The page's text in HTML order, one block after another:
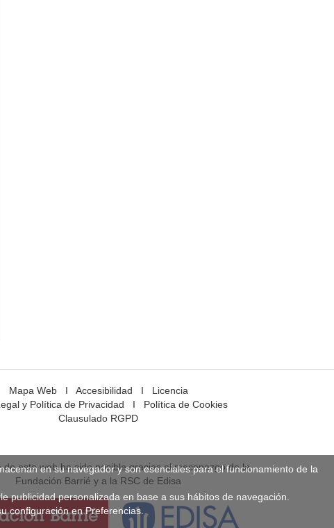
Mapa WebI Accesibilidad I Licencia
y Política de Privacidad I Política de Cookies
Clausulado RGPD
de esta web ha sido posible gracias al mecenazgo de la
Fundación Barrié y a la RSC de Edisa
en su navegador y son esenciales para el funcionamiento de la
publicidad personalizada en base a sus hábitos de navegación.
configuración en Preferencias.